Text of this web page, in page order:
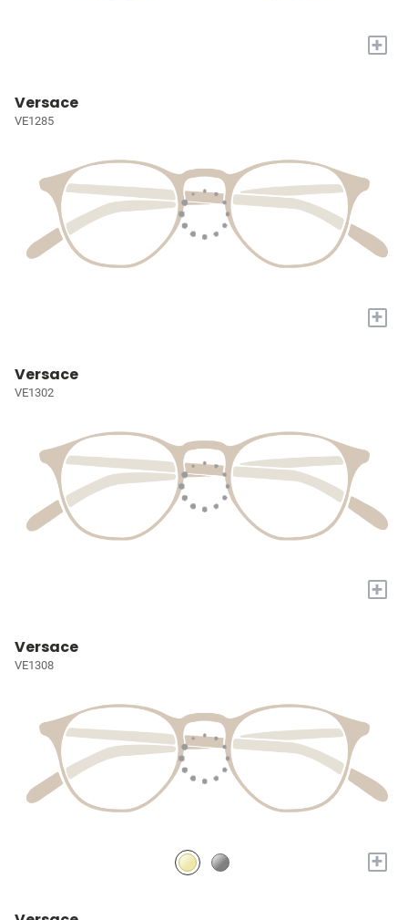
+
Versace
VE1285
+
Versace
VE1302
+
Versace
VE1308
+